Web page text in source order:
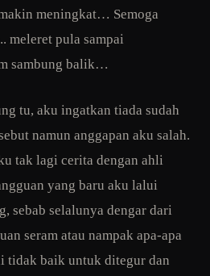
meningkat… Semoga
meleret pula sampai
sambung balik…
tu, aku ingatkan tiada sudah
namun anggapan aku salah.
tak lagi cerita dengan ahli
yang baru aku lalui
sebab selalunya dengar dari
seram atau nampak apa-apa
tidak baik untuk ditegur dan